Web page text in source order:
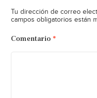
Tu dirección de correo
campos obligatorios están
Comentario *